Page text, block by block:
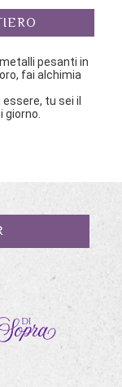
pesanti in
fai alchimia
tu sei il
giorno.